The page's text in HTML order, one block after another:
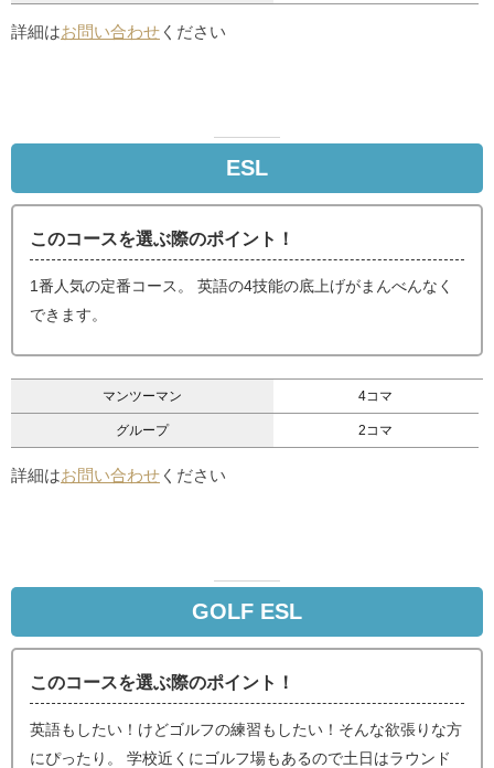
詳細はお問い合わせ ください
ESL
このコースを選ぶ際のポイント！
1番人気の定番コース。 英語の4技能の底上げがまんべんなく
できます。
マンツーマン 4コマ
グループ 2コマ
詳細はお問い合わせ ください
GOLF ESL
このコースを選ぶ際のポイント！
英語もしたい！けどゴルフの練習もしたい！そんな欲張りな方
にぴったり。 学校近くにゴルフ場もあるので土日はラウンド